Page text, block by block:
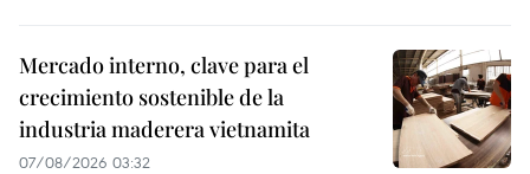
Mercado interno, clave para el
crecimiento sostenible de la
industria maderera vietnamita
07/08/2026 03:32